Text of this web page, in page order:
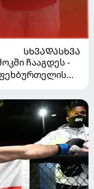
ᲡᲮᲕᲐᲓᲐᲡᲮᲕᲐ
ჩააგდეს -